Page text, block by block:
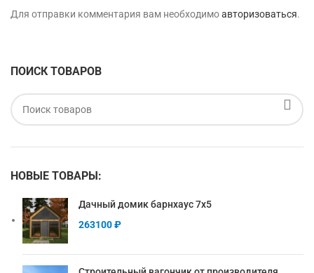
Для отправки комментария вам необходимоавторизоваться.
ПОИСК ТОВАРОВ
НОВЫЕ ТОВАРЫ:
Дачный домик барнхаус 7х5
263100₽